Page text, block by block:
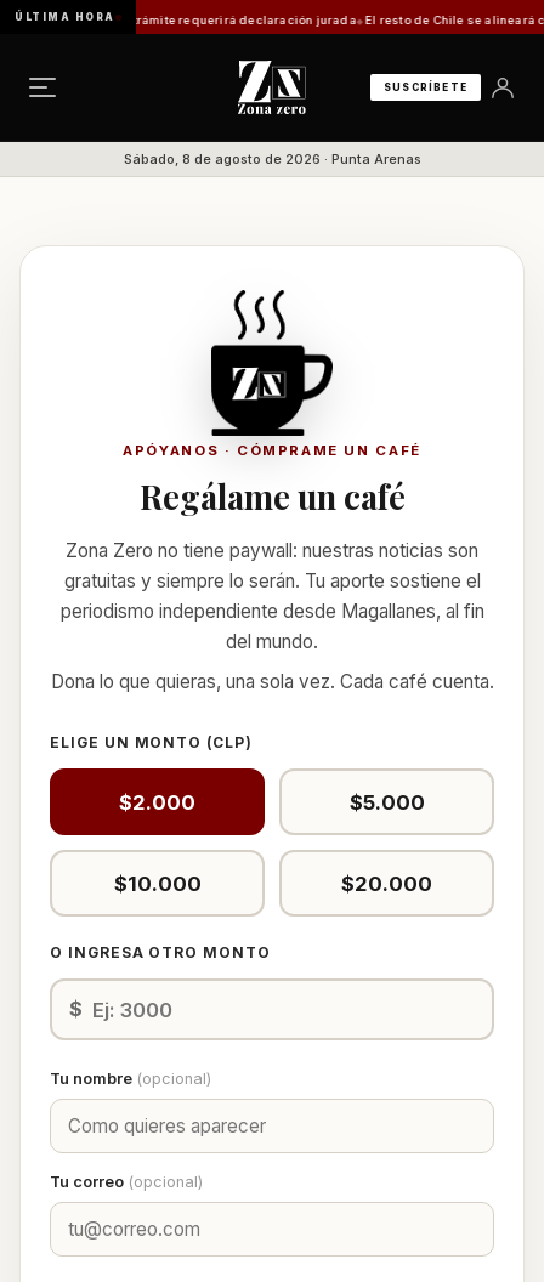
ÚLTIMA HORA
será automática: trámite requerirá declaración jurada El resto de Chile se alineará
SUSCRÍBETE
Sábado, 8 de agosto de 2026 · Punta Arenas
APÓYANOS · CÓMPRAME UN CAFÉ
Regálame un café
Zona Zero no tiene paywall: nuestras noticias son
gratuitas y siempre lo serán. Tu aporte sostiene el
periodismo independiente desde Magallanes, al fin
del mundo.
Dona lo que quieras, una sola vez. Cada café cuenta.
ELIGE UN MONTO (CLP)
$2.000 $5.000
$10.000 $20.000
O INGRESA OTRO MONTO
$
Tu nombre (opcional)
Tu correo (opcional)